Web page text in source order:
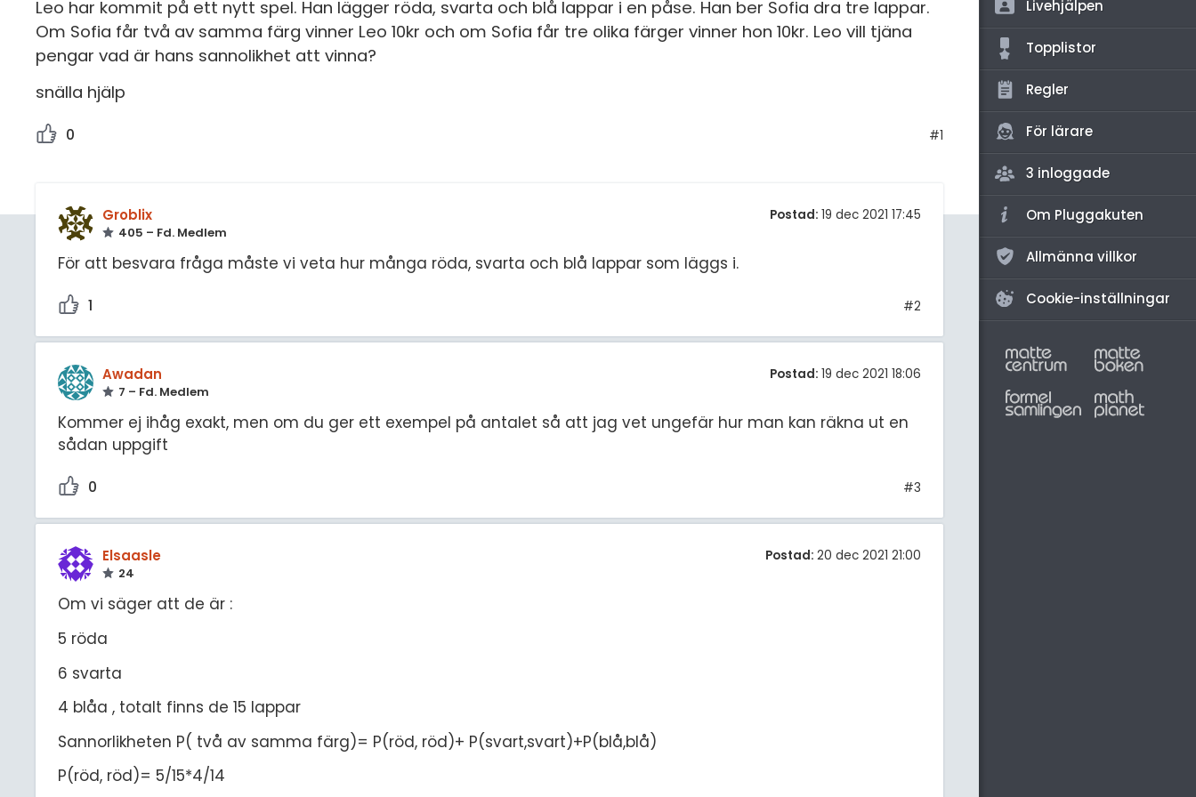
Leo har kommit på ett nytt spel. Han lägger röda, svarta och blå lappar i en påse. Han ber Sofia dra tre lappar.
Om Sofia får två av samma färg vinner Leo 10kr och om Sofia får tre olika färger vinner hon 10kr. Leo vill tjäna
pengar vad är hans sannolikhet att vinna?
snälla hjälp
0 #1
Groblix
405 – Fd. Medlem
Postad: 19 dec 2021 17:45
För att besvara fråga måste vi veta hur många röda, svarta och blå lappar som läggs i.
1 #2
Awadan
7 – Fd. Medlem
Postad: 19 dec 2021 18:06
Kommer ej ihåg exakt, men om du ger ett exempel på antalet så att jag vet ungefär hur man kan räkna ut en
sådan uppgift
0 #3
Elsaasle
24
Postad: 20 dec 2021 21:00
Om vi säger att de är :
5 röda
6 svarta
4 blåa , totalt finns de 15 lappar
Sannorlikheten P( två av samma färg)= P(röd, röd)+ P(svart,svart)+P(blå,blå)
P(röd, röd)= 5/15*4/14
Inför högskolan
Livehjälpen
Topplistor
Regler
För lärare
3 inloggade
Om Pluggakuten
Allmänna villkor
Cookie-inställningar
Ekonomi